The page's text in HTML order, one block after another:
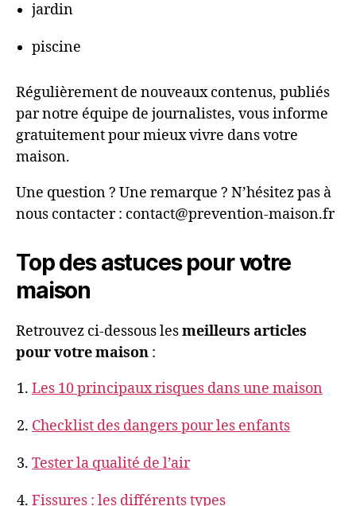
jardin
piscine
Régulièrement de nouveaux contenus, publiés
par notre équipe de journalistes, vous informe
gratuitement pour mieux vivre dans votre
maison.
Une question ? Une remarque ? N’hésitez pas à
nous contacter : contact@prevention-maison.fr
Top des astuces pour votre
maison
Retrouvez ci-dessous lesmeilleurs articles
pour votre maison :
Les 10 principaux risques dans une maison
Checklist des dangers pour les enfants
Tester la qualité de l’air
Fissures : les différents types